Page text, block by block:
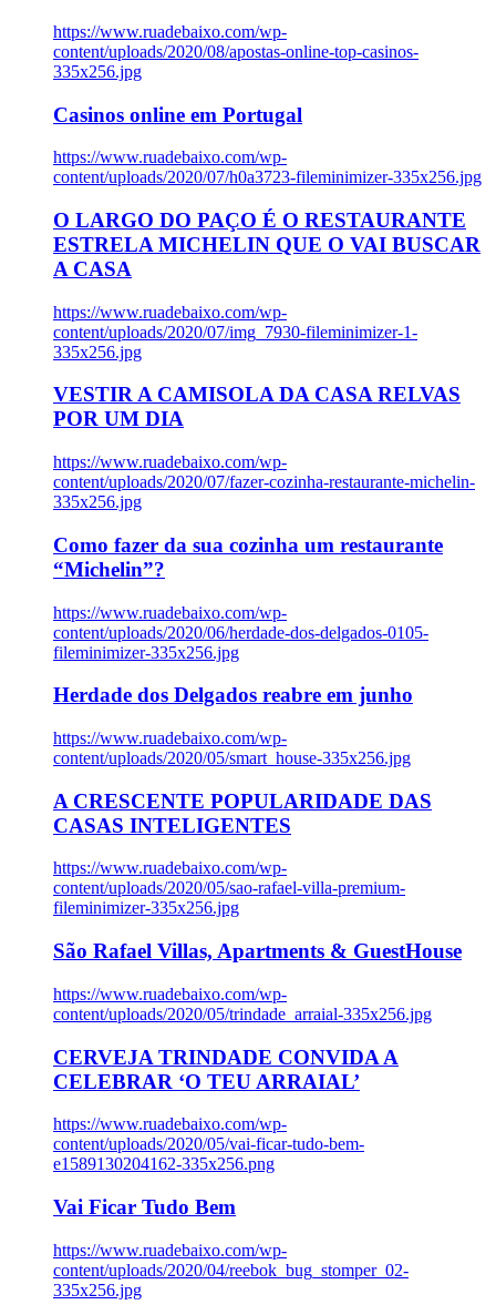
https://www.ruadebaixo.com/wp-
content/uploads/2020/08/apostas-online-top-casinos-
335x256.jpg
Casinos online em Portugal
https://www.ruadebaixo.com/wp-
content/uploads/2020/07/h0a3723-fileminimizer-335x256.jpg
O LARGO DO PAÇO É O RESTAURANTE
ESTRELA MICHELIN QUE O VAI BUSCAR
A CASA
https://www.ruadebaixo.com/wp-
content/uploads/2020/07/img_7930-fileminimizer-1-
335x256.jpg
VESTIR A CAMISOLA DA CASA RELVAS
POR UM DIA
https://www.ruadebaixo.com/wp-
content/uploads/2020/07/fazer-cozinha-restaurante-michelin-
335x256.jpg
Como fazer da sua cozinha um restaurante
“Michelin”?
https://www.ruadebaixo.com/wp-
content/uploads/2020/06/herdade-dos-delgados-0105-
fileminimizer-335x256.jpg
Herdade dos Delgados reabre em junho
https://www.ruadebaixo.com/wp-
content/uploads/2020/05/smart_house-335x256.jpg
A CRESCENTE POPULARIDADE DAS
CASAS INTELIGENTES
https://www.ruadebaixo.com/wp-
content/uploads/2020/05/sao-rafael-villa-premium-
fileminimizer-335x256.jpg
São Rafael Villas, Apartments & GuestHouse
https://www.ruadebaixo.com/wp-
content/uploads/2020/05/trindade_arraial-335x256.jpg
CERVEJA TRINDADE CONVIDA A
CELEBRAR ‘O TEU ARRAIAL’
https://www.ruadebaixo.com/wp-
content/uploads/2020/05/vai-ficar-tudo-bem-
e1589130204162-335x256.png
Vai Ficar Tudo Bem
https://www.ruadebaixo.com/wp-
content/uploads/2020/04/reebok_bug_stomper_02-
335x256.jpg